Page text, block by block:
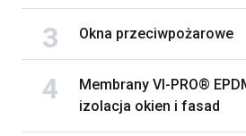
Okna przeciwpożarowe
Membrany VI-PRO®
izolacja okien i fasad